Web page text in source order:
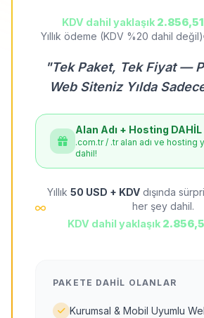
KDV dahil yaklaşık
Yıllık ödeme (KDV %20 dahil değil)
"Tek Paket, Tek Fiyat —
Web Siteniz Yılda
Alan Adı + Hosting DAHİL
.com.tr / .tr alan adı ve hosting
dahil!
Yıllık 50 USD + KDV dışında
her şey dahil.
KDV dahil yaklaşık
PAKETE DAHIL OLANLAR
Kurumsal & Mobil Uyumlu